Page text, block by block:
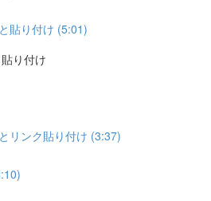
貼り付け (5:01)
り付け
リンク貼り付け (3:37)